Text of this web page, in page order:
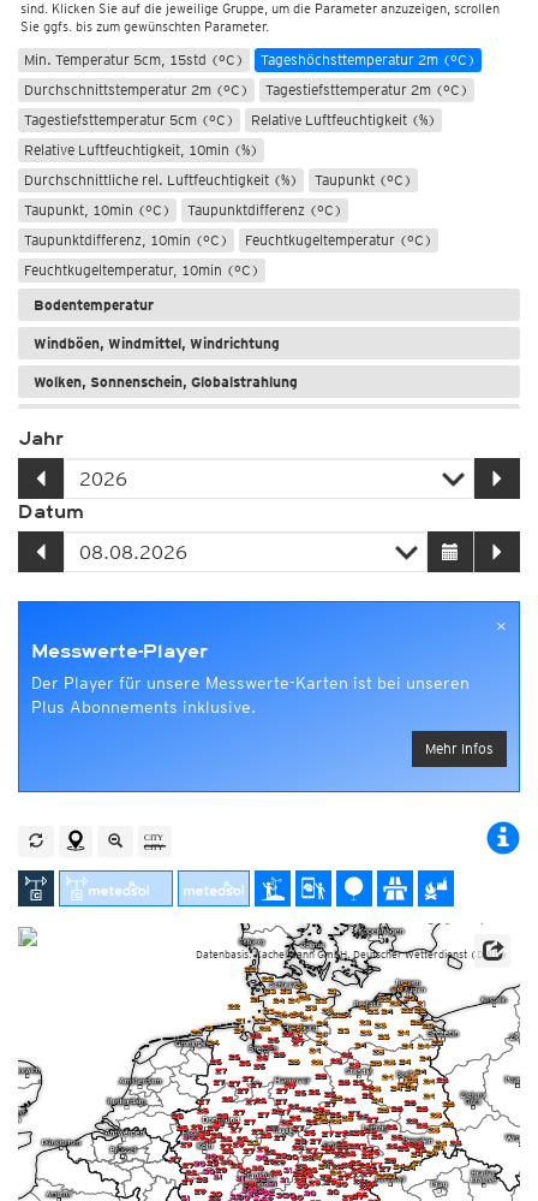
sind. Klicken Sie auf die jeweilige Gruppe, um die Parameter anzuzeigen, scrollen
Sie ggfs. bis zum gewünschten Parameter.
Min. Temperatur 2m, 15std (°C)
Min. Temperatur 5cm, 12std (°C)
Min. Temperatur 5cm, 15std (°C)
Tageshöchsttemperatur 2m (°C)
Durchschnittstemperatur 2m (°C)
Tagestiefsttemperatur 2m (°C)
Tagestiefsttemperatur 5cm (°C)
Relative Luftfeuchtigkeit (%)
Relative Luftfeuchtigkeit, 10min (%)
Durchschnittliche rel. Luftfeuchtigkeit (%)
Taupunkt (°C)
Taupunkt, 10min (°C)
Taupunktdifferenz (°C)
Taupunktdifferenz, 10min (°C)
Feuchtkugeltemperatur (°C)
Feuchtkugeltemperatur, 10min (°C)
Bodentemperatur
Windböen, Windmittel, Windrichtung
Wolken, Sonnenschein, Globalstrahlung
Meere und Seen
Jahr
Datum
×
Messwerte-Player
Der Player für unsere Messwerte-Karten ist bei unseren
Plus Abonnements inklusive.
Mehr Infos
Datenbasis: Kachelmann GmbH, Deutscher Wetterdienst (DWD)